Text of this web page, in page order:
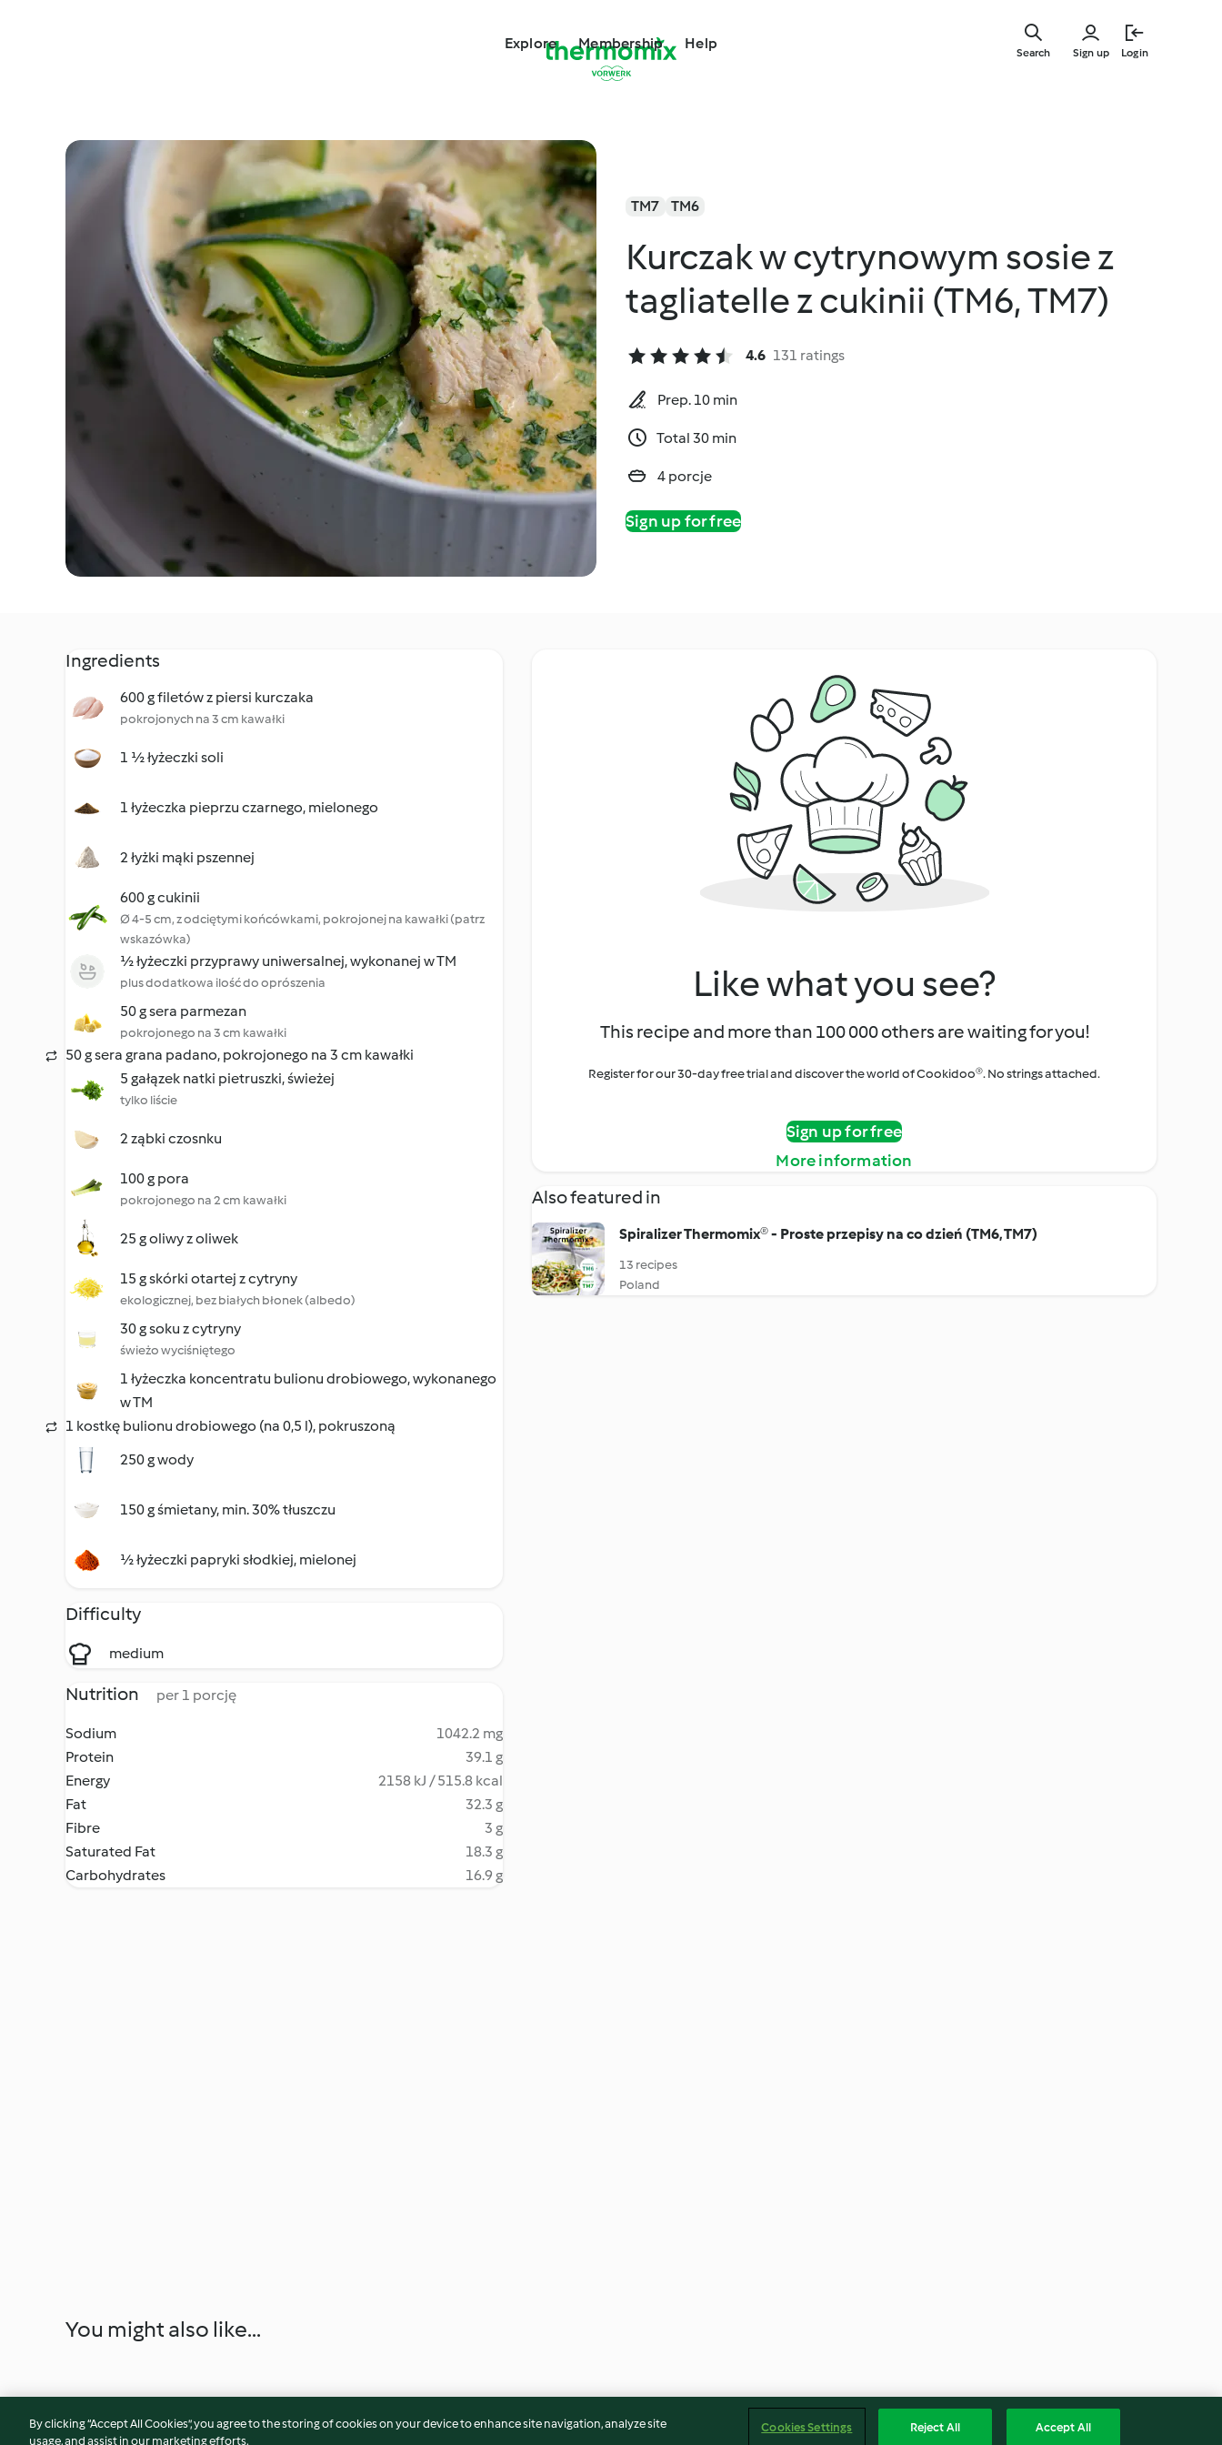
Explore Membership Help
Sign up Login
Search
TM7 TM6
Kurczak w cytrynowym sosie z
tagliatelle z cukinii (TM6, TM7)
4.6 131 ratings
Prep. 10 min
Total 30 min
4 porcje
Sign up for free
Ingredients
600 g filetów z piersi kurczaka
pokrojonych na 3 cm kawałki
1 ½ łyżeczki soli
1 łyżeczka pieprzu czarnego, mielonego
2 łyżki mąki pszennej
600 g cukinii
Ø 4-5 cm, z odciętymi końcówkami, pokrojonej na kawałki (patrz
wskazówka)
½ łyżeczki przyprawy uniwersalnej, wykonanej w TM
plus dodatkowa ilość do oprószenia
50 g sera parmezan
pokrojonego na 3 cm kawałki
50 g sera grana padano, pokrojonego na 3 cm kawałki
5 gałązek natki pietruszki, świeżej
tylko liście
2 ząbki czosnku
100 g pora
pokrojonego na 2 cm kawałki
25 g oliwy z oliwek
15 g skórki otartej z cytryny
ekologicznej, bez białych błonek (albedo)
30 g soku z cytryny
świeżo wyciśniętego
1 łyżeczka koncentratu bulionu drobiowego, wykonanego
w TM
1 kostkę bulionu drobiowego (na 0,5 l), pokruszoną
250 g wody
150 g śmietany, min. 30% tłuszczu
½ łyżeczki papryki słodkiej, mielonej
Difficulty
medium
Nutrition per 1 porcję
Sodium
1042.2 mg
Protein
39.1 g
Energy
2158 kJ / 515.8 kcal
Fat
32.3 g
Fibre
3 g
Saturated Fat
18.3 g
Carbohydrates
16.9 g
Like what you see?
This recipe and more than 100 000 others are waiting for you!
Register for our 30-day free trial and discover the world of Cookidoo®. No strings attached.
Sign up for free
More information
Also featured in
Spiralizer Thermomix® - Proste przepisy na co dzień (TM6, TM7)
13 recipes
Poland
You might also like...
By clicking “Accept All Cookies”, you agree to the storing of cookies on your device to enhance site navigation, analyze site
usage, and assist in our marketing efforts.
Cookies Settings Reject All Accept All